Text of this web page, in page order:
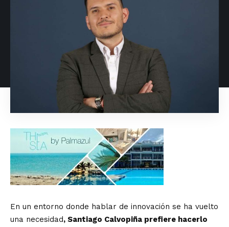
En un entorno donde hablar de innovación se ha vuelto
una necesidad, Santiago Calvopiña prefiere hacerlo